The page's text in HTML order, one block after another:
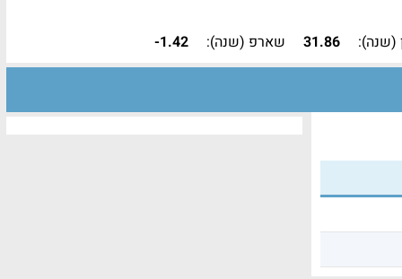
(שנה): 31.86 שארפ (שנה): -1.42